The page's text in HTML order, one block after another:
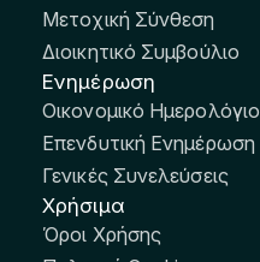
Μετοχική Σύνθεση
Διοικητικό Συμβούλιο
Ενημέρωση
Οικονομικό Ημερολόγιο
Επενδυτική Ενημέρωση
Γενικές Συνελεύσεις
Χρήσιμα
Όροι Χρήσης